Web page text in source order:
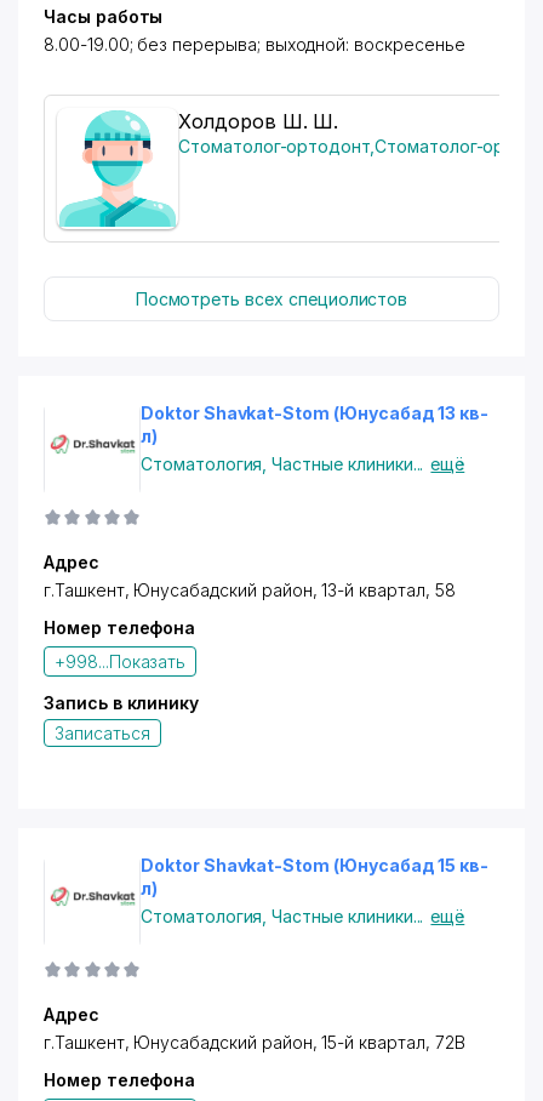
Средней Азии.
Часы работы
8.00-19.00; без перерыва; выходной: воскресенье
Холдоров Ш. Ш.
Стоматолог-ортодонт ,Стоматолог-
Посмотреть всех специолистов
Doktor Shavkat-Stom (Юнусабад 13 кв-
л)
Стоматология ,Частные клиники... ещё
Адрес
г.Ташкент, Юнусабадский район, 13-й квартал, 58
Номер телефона
+998...Показать
Запись в клинику
Записаться
Doktor Shavkat-Stom (Юнусабад 15 кв-
л)
Стоматология ,Частные клиники... ещё
Адрес
г.Ташкент, Юнусабадский район, 15-й квартал, 72В
Номер телефона